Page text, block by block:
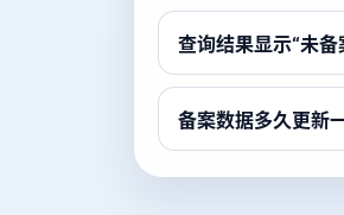
查询结果显示“未备
备案数据多久更新